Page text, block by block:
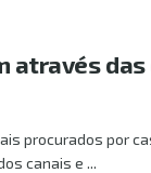
através
procurados por
canais e ...